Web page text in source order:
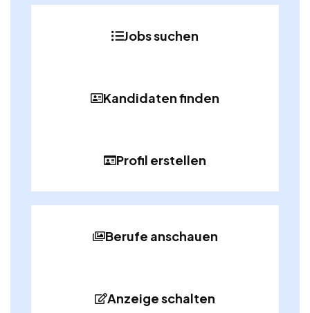
Jobs suchen
Kandidaten finden
Profil erstellen
Berufe anschauen
Anzeige schalten